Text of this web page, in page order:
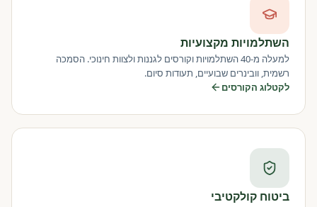
השתלמויות מקצועיות
למעלה מ-40 השתלמויות וקורסים לגננות ולצוות חינוכי. הסמכה
רשמית, וובינרים שבועיים, תעודות סיום.
לקטלוג הקורסים
ביטוח קולקטיבי